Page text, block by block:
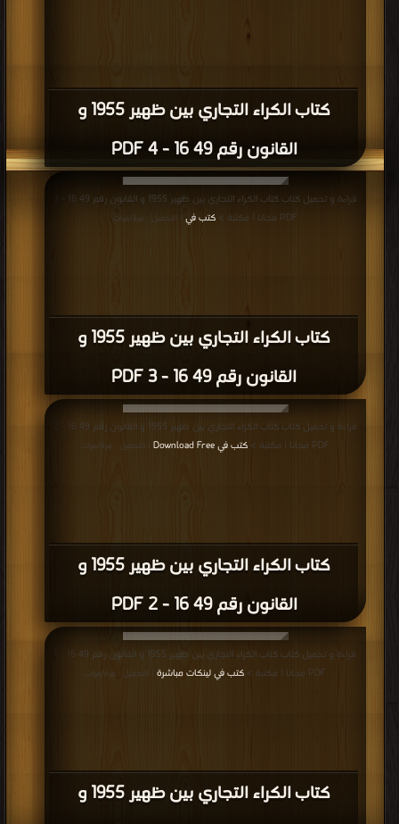
كتاب الكراء التجاري بين ظهير 1955 و
القانون رقم 49 16 - 4 PDF
كتاب الكراء التجاري بين ظهير 1955 و
القانون رقم 49 16 - 3 PDF
PDF مجانا | مكتبة >
كتب في | التحميل : مرة/مرات
كتاب الكراء التجاري بين ظهير 1955 و
القانون رقم 49 16 - 2 PDF
PDF مجانا | مكتبة >
كتب في Download Free | التحميل : مرة/مرات
كتاب الكراء التجاري بين ظهير 1955 و
PDF مجانا | مكتبة >
كتب في لينكات مباشرة | التحميل : مرة/مرات